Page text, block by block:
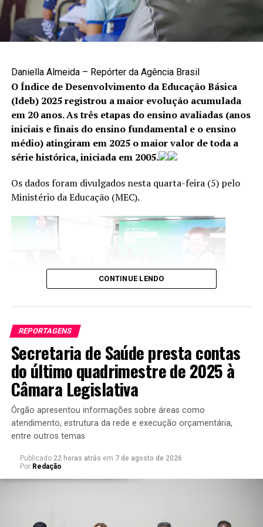
Como denunciar
A denúncia é uma das principais formas de interromper
canais disponíveis são:
Cisdeca – Disque 125: atendimento gratuito, de
segunda a sexta-feira, das 8h às 18h, com
atendimento 24 horas aos finais de semana e
feriados;
Disque 100: atendimento gratuito, 24 horas por dia,
Centro Integrado 18 de Maio: (61) 2244-1512 e
Daniella Almeida – Repórter da Agência Brasil
O Índice de Desenvolvimento da Educação Básica
(Ideb) 2025 registrou a maior evolução acumulada
em 20 anos. As três etapas do ensino avaliadas (anos
iniciais e finais do ensino fundamental e o ensino
médio) atingiram em 2025 o maior valor de toda a
série histórica, iniciada em 2005.
Os dados foram divulgados nesta quarta-feira (5) pelo
Ministério da Educação (MEC).
Ministério da Educação divulga Ideb 2025.Foto: Luís
Fortes/MEC
Para o ministro da Educação, Leonardo Barchini, a
melhora dos indicadores é resultado de mais estudantes
na escola, menos reprovações e ganhos de
aprendizagem dos alunos.
“Após 20 anos, a escola brasileira conseguiu ao mesmo
tempo melhorar o acesso; melhorar a trajetória desses
CONTINUE LENDO
REPORTAGENS
Secretaria de Saúde presta contas
do último quadrimestre de 2025 à
Câmara Legislativa
Órgão apresentou informações sobre áreas como
atendimento, estrutura da rede e execução orçamentária,
entre outros temas
Publicado 22 horas atrás em 7 de agosto de 2026
Por Redação